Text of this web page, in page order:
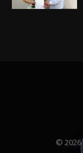
© 2026